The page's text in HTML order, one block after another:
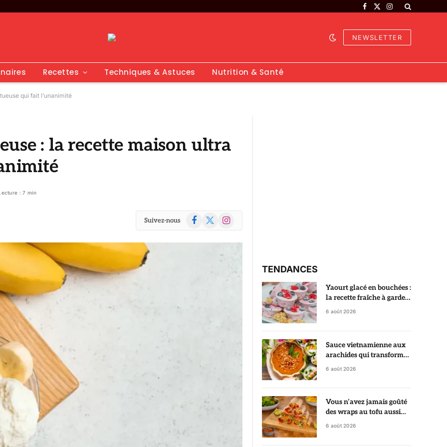
Facebook
X
Instagram
NEWSLETTER
Recettes Techniques & Astuces Nutrition & Santé
qui fait l’unanimité
: la recette maison ultra
: 7 min
Suivez-nous Facebook
X
Instagram
TENDANCES
Yaourt glacé en bouchées :
la recette fraîche à garder
au congélateur
6 août 2026
Sauce vietnamienne aux
arachides qui transforme
des rouleaux de printemps
6 août 2026
Vous n’avez jamais goûté
des wraps au tofu aussi
croustillants et savoureux
6 août 2026